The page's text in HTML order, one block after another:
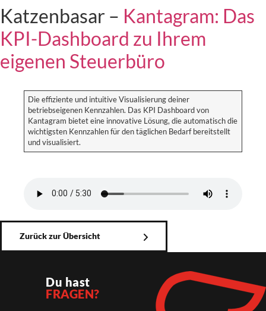
Katzenbasar – Kantagram: Das
KPI-Dashboard zu Ihrem
eigenen Steuerbüro
Die effiziente und intuitive Visualisierung deiner
betriebseigenen Kennzahlen. Das KPI Dashboard von
Kantagram bietet eine innovative Lösung, die automatisch die
wichtigsten Kennzahlen für den täglichen Bedarf bereitstellt
und visualisiert.
Zurück zur Übersicht
Du hast
FRAGEN?